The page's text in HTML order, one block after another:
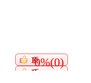
0%(0)